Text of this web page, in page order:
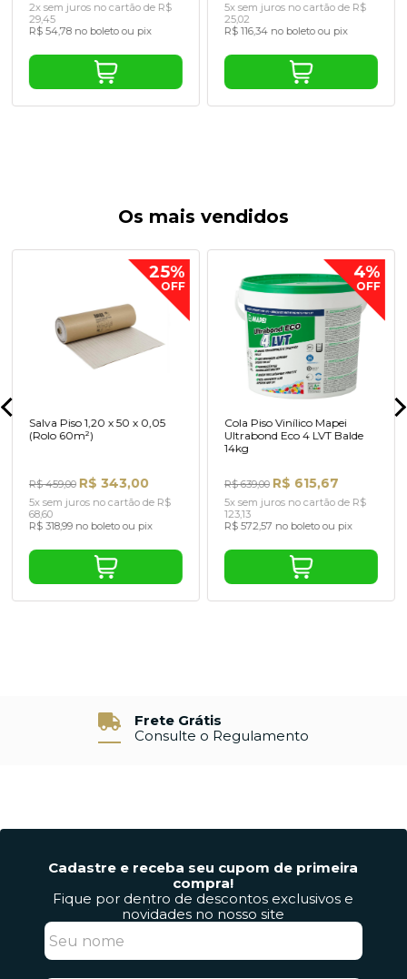
2x sem juros no cartão de R$
29,45
R$ 54,78 no boleto ou pix
5x sem juros no cartão de R$
25,02
R$ 116,34 no boleto ou pix
Os mais vendidos
25%
OFF
Salva Piso 1,20 x 50 x 0,05
(Rolo 60m²)
R$ 459,00 R$ 343,00
5x sem juros no cartão de R$
68,60
R$ 318,99 no boleto ou pix
4%
OFF
Cola Piso Vinílico Mapei
Ultrabond Eco 4 LVT Balde
14kg
R$ 639,00 R$ 615,67
5x sem juros no cartão de R$
123,13
R$ 572,57 no boleto ou pix
Frete Grátis
Consulte o Regulamento
Cadastre e receba seu cupom de primeira
compra!
Fique por dentro de descontos exclusivos e
novidades no nosso site